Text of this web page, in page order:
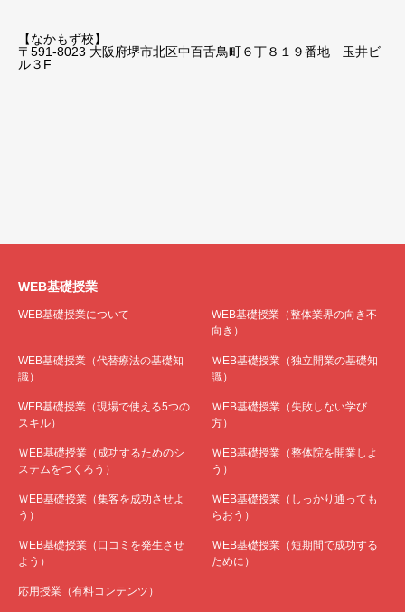
【なかもず校】
〒591-8023 大阪府堺市北区中百舌鳥町６丁８１９番地 玉井ビ
ル３F
WEB基礎授業
WEB基礎授業について
WEB基礎授業（整体業界の向き不
向き）
WEB基礎授業（代替療法の基礎知
識）
ＷEB基礎授業（独立開業の基礎知
識）
WEB基礎授業（現場で使える5つの
スキル）
ＷEB基礎授業（失敗しない学び
方）
ＷEB基礎授業（成功するためのシ
ステムをつくろう）
ＷEB基礎授業（整体院を開業しよ
う）
ＷEB基礎授業（集客を成功させよ
う）
ＷEB基礎授業（しっかり通っても
らおう）
ＷEB基礎授業（口コミを発生させ
よう）
ＷEB基礎授業（短期間で成功する
ために）
応用授業（有料コンテンツ）